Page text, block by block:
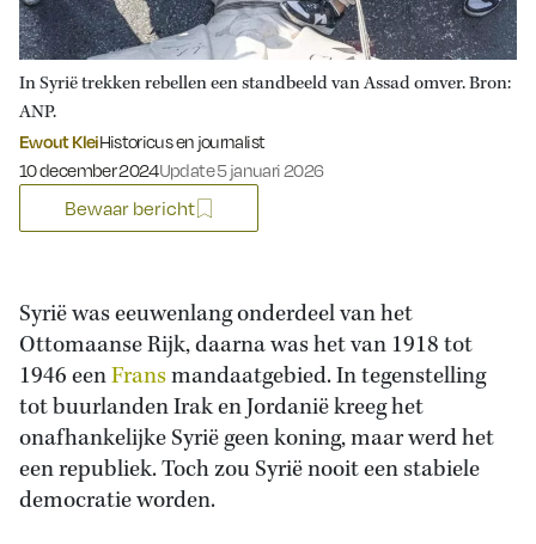
In Syrië trekken rebellen een standbeeld van Assad omver. Bron:
ANP.
Ewout KleiHistoricus en journalist
Gepubliceerd op:
10 december 2024Update 5 januari 2026
Bewaar bericht
Syrië was eeuwenlang onderdeel van het
Ottomaanse Rijk, daarna was het van 1918 tot
1946 eenFransmandaatgebied. In tegenstelling
tot buurlanden Irak en Jordanië kreeg het
onafhankelijke Syrië geen koning, maar werd het
een republiek. Toch zou Syrië nooit een stabiele
democratie worden.